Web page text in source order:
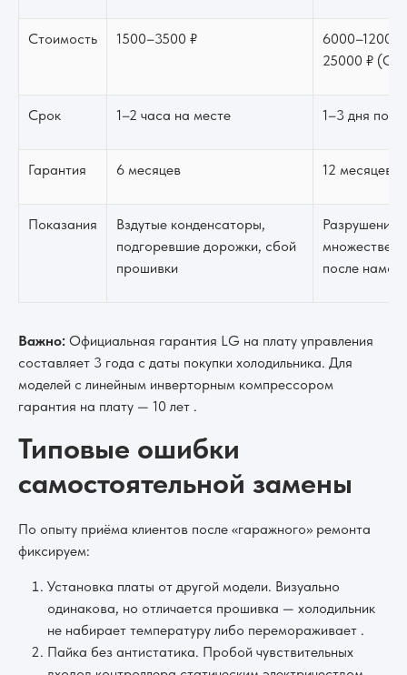
Стоимость 1500–3500 ₽
6000–12000
25000 ₽
Срок 1–2 часа на месте 1–3 дня под
Гарантия 6 месяцев 12 месяцев
Показания
Вздутые конденсаторы,
подгоревшие дорожки, сбой
прошивки
Разрушение
после
Важно: Официальная гарантия LG на плату управления
составляет 3 года с даты покупки холодильника. Для
моделей с линейным инверторным компрессором
гарантия на плату — 10 лет .
Типовые ошибки
самостоятельной замены
По опыту приёма клиентов после «гаражного» ремонта
фиксируем:
Установка платы от другой модели. Визуально
одинакова, но отличается прошивка — холодильник
не набирает температуру либо перемораживает .
Пайка без антистатика. Пробой чувствительных